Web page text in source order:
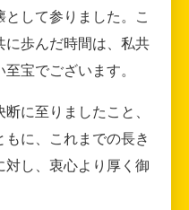
して参りました。こ
に歩んだ時間は、私共
宝でございます。
に至りましたこと、
に、これまでの長き
し、衷心より厚く御